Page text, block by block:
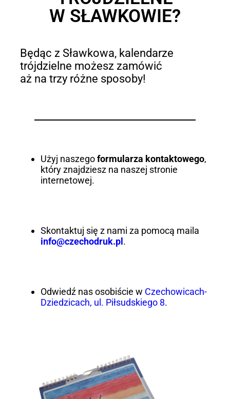
W SŁAWKOWIE?
Będąc z Sławkowa, kalendarze
trójdzielne możesz zamówić
aż na trzy różne sposoby!
Użyj naszegoformularza kontaktowego,
który znajdziesz na naszej stronie
internetowej.
Skontaktuj się z nami za pomocą maila
info@czechodruk.pl .
Odwiedź nas osobiście w Czechowicach-
Dziedzicach, ul. Piłsudskiego 8.